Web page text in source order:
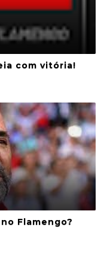
com vitória!
Flamengo?